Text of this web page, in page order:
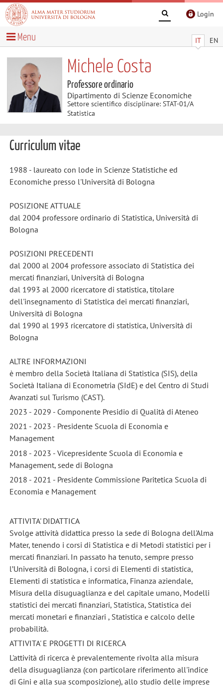
Login
IT EN
Menu
Michele Costa
Professore ordinario
Dipartimento di Scienze Economiche
Settore scientifico disciplinare: STAT-01/A
Statistica
Curriculum vitae
1988 - laureato con lode in Scienze Statistiche ed
Economiche presso l'Università di Bologna
POSIZIONE ATTUALE
dal 2004 professore ordinario di Statistica, Università di
Bologna
POSIZIONI PRECEDENTI
dal 2000 al 2004 professore associato di Statistica dei
mercati finanziari, Università di Bologna
dal 1993 al 2000 ricercatore di statistica, titolare
dell'insegnamento di Statistica dei mercati finanziari,
Università di Bologna
dal 1990 al 1993 ricercatore di statistica, Università di
Bologna
ALTRE INFORMAZIONI
è membro della Società Italiana di Statistica (SIS), della
Società Italiana di Econometria (SIdE) e del Centro di Studi
Avanzati sul Turismo (CAST).
2023 - 2029 - Componente Presidio di Qualità di Ateneo
2021 - 2023 - Presidente Scuola di Economia e
Management
2018 - 2023 - Vicepresidente Scuola di Economia e
Management, sede di Bologna
2018 - 2021 - Presidente Commissione Paritetica Scuola di
Economia e Management
ATTIVITA' DIDATTICA
Svolge attività didattica presso la sede di Bologna dell'Alma
Mater, tenendo i corsi di Statistica e di Metodi statistici per i
mercati finanziari. In passato ha tenuto, sempre presso
l’Università di Bologna, i corsi di Elementi di statistica,
Elementi di statistica e informatica, Finanza aziendale,
Misura della disuguaglianza e del capitale umano, Modelli
statistici dei mercati finanziari, Statistica, Statistica dei
mercati monetari e finanziari , Statistica e calcolo delle
probabilità.
ATTIVITA' E PROGETTI DI RICERCA
L'attività di ricerca è prevalentemente rivolta alla misura
della disuguaglianza (con particolare riferimento all'indice
di Gini e alla sua scomposizione), allo studio delle imprese